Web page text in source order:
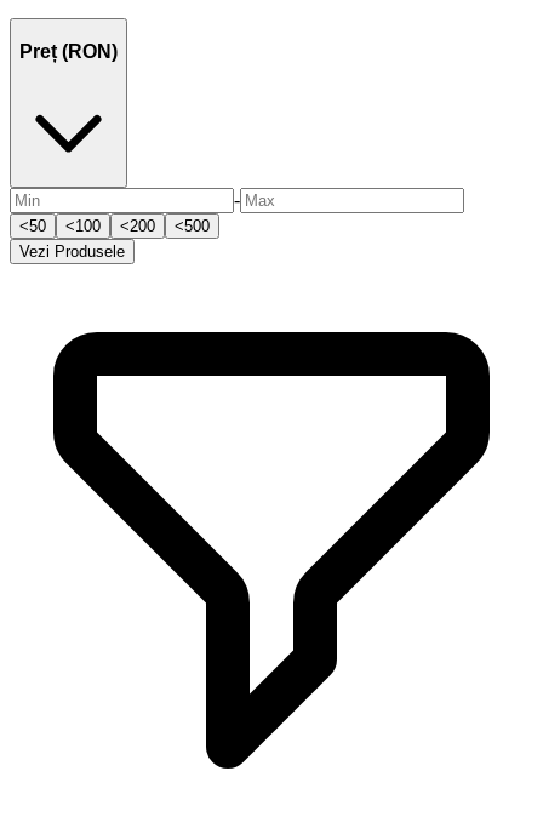
Preț (RON)
-
<50 <100 <200 <500
Vezi Produsele